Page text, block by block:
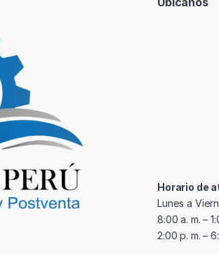
Horario de
Lunes a
8:00 a. m. –
2:00 p. m. –